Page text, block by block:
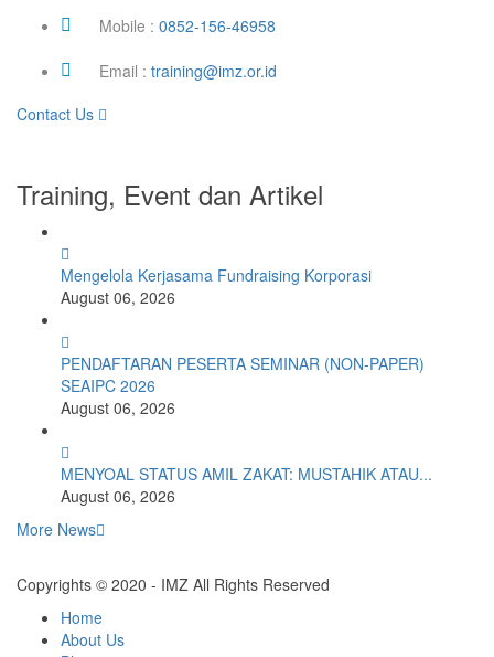
Mobile : 0852-156-46958
Email : training@imz.or.id
Contact Us
Training, Event dan Artikel
Mengelola Kerjasama Fundraising Korporasi
August 06, 2026
PENDAFTARAN PESERTA SEMINAR (NON-PAPER)
SEAIPC 2026
August 06, 2026
MENYOAL STATUS AMIL ZAKAT: MUSTAHIK ATAU...
August 06, 2026
More News
Copyrights © 2020 - IMZ All Rights Reserved
Home
About Us